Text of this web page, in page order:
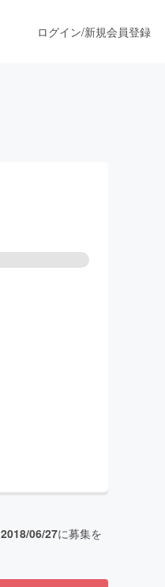
ログイン/新規会員登録
2018/06/27に募集を